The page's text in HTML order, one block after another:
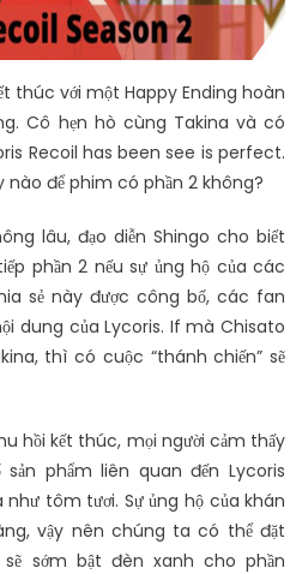
thúc với một Happy Ending hoàn
Cô hẹn hò cùng Takina và có
Recoil has been see is perfect.
nào để phim có phần 2 không?
lâu, đạo diễn Shingo cho biết
phần 2 nếu sự ủng hộ của các
sẻ này được công bố, các fan
dung của Lycoris. If mà Chisato
thì có cuộc “thánh chiến” sẽ
hồi kết thúc, mọi người cảm thấy
phẩm liên quan đến Lycoris
như tôm tươi. Sự ủng hộ của khán
vậy nên chúng ta có thể đặt
sớm bật đèn xanh cho phần